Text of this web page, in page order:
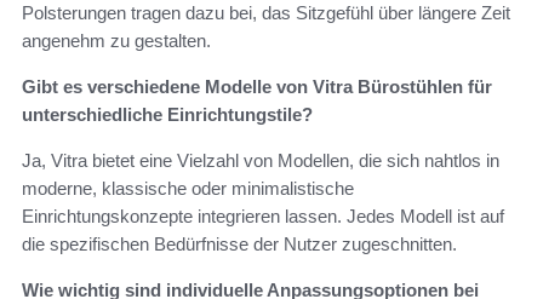
Polsterungen tragen dazu bei, das Sitzgefühl über längere Zeit
angenehm zu gestalten.
Gibt es verschiedene Modelle von Vitra Bürostühlen für
unterschiedliche Einrichtungstile?
Ja, Vitra bietet eine Vielzahl von Modellen, die sich nahtlos in
moderne, klassische oder minimalistische
Einrichtungskonzepte integrieren lassen. Jedes Modell ist auf
die spezifischen Bedürfnisse der Nutzer zugeschnitten.
Wie wichtig sind individuelle Anpassungsoptionen bei